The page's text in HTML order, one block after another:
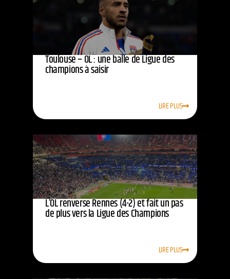
Toulouse – OL : une balle de Ligue des
champions à saisir
LIRE PLUS
L’OL renverse Rennes (4-2) et fait un pas
de plus vers la Ligue des Champions
LIRE PLUS